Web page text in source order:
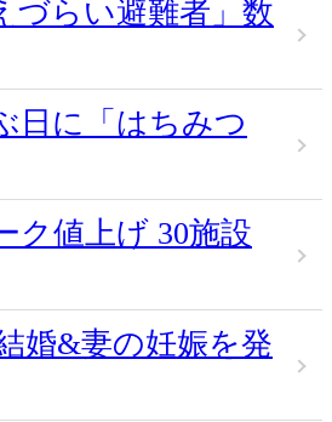
づらい避難者」数
日に「はちみつ
ク値上げ 30施設
婚&妻の妊娠を発